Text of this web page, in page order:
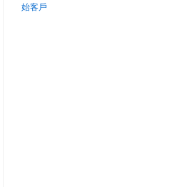
始客戶